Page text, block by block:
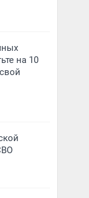
на 10